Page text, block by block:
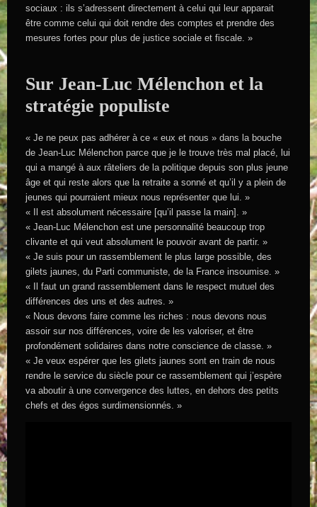
sociaux : ils s’adressent directement à celui qui leur apparait
être comme celui qui doit rendre des comptes et prendre des
mesures fortes pour plus de justice sociale et fiscale. »
Sur Jean-Luc Mélenchon et la
stratégie populiste
« Je ne peux pas adhérer à ce « eux et nous » dans la bouche
de Jean-Luc Mélenchon parce que je le trouve très mal placé, lui
qui a mangé à aux râteliers de la politique depuis son plus jeune
âge et qui reste alors que la retraite a sonné et qu’il y a plein de
jeunes qui pourraient mieux nous représenter que lui. »
« Il est absolument nécessaire [qu’il passe la main]. »
« Jean-Luc Mélenchon est une personnalité beaucoup trop
clivante et qui veut absolument le pouvoir avant de partir. »
« Je suis pour un rassemblement le plus large possible, des
gilets jaunes, du Parti communiste, de la France insoumise. »
« Il faut un grand rassemblement dans le respect mutuel des
différences des uns et des autres. »
« Nous devons faire comme les riches : nous devons nous
assoir sur nos différences, voire de les valoriser, et être
profondément solidaires dans notre conscience de classe. »
« Je veux espérer que les gilets jaunes sont en train de nous
rendre le service du siècle pour ce rassemblement qui j’espère
va aboutir à une convergence des luttes, en dehors des petits
chefs et des égos surdimensionnés. »